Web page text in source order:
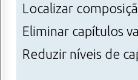
Localizar
Eliminar capítulos
Reduzir níveis de